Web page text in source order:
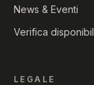
News & Eventi
Verifica
LEGALE